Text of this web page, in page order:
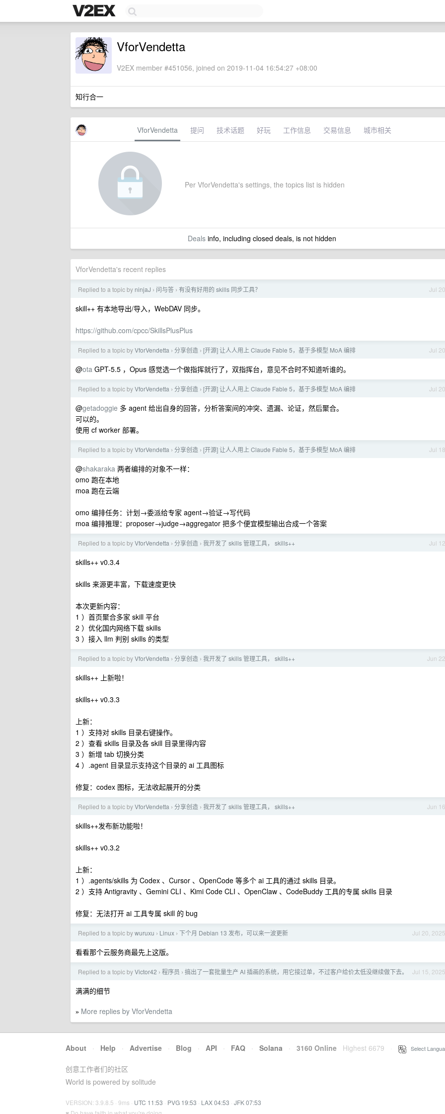
VforVendetta
V2EX member #451056, joined on 2019-11-04 16:54:27 +08:00
知行合一
VforVendetta 提问 技术话题 好玩 工作信息 交易信息 城市相关
Per VforVendetta's settings, the topics list is hidden
Dealsinfo, including closed deals, is not hidden
VforVendetta's recent replies
Jul 20
Replied to a topic by ninjaJ › 问与答 › 有没有好用的 skills 同步工具？
skill++ 有本地导出/导入，WebDAV 同步。
https://github.com/cpcc/SkillsPlusPlus
Jul 20
Replied to a topic byVforVendetta › 分享创造 › [开源] 让人人用上 Claude Fable 5，基于多模型 MoA 编排
@ota GPT-5.5 ，Opus 感觉选一个做指挥就行了，双指挥台，意见不合时不知道听谁的。
Jul 20
Replied to a topic byVforVendetta › 分享创造 › [开源] 让人人用上 Claude Fable 5，基于多模型 MoA 编排
@getadoggie 多 agent 给出自身的回答，分析答案间的冲突、遗漏、论证，然后聚合。
可以的。
使用 cf worker 部署。
Jul 18
Replied to a topic byVforVendetta › 分享创造 › [开源] 让人人用上 Claude Fable 5，基于多模型 MoA 编排
@shakaraka 两者编排的对象不一样：
omo 跑在本地
moa 跑在云端
omo 编排任务：计划→委派给专家 agent→验证→写代码
moa 编排推理：proposer→judge→aggregator 把多个便宜模型输出合成一个答案
Jul 12
Replied to a topic byVforVendetta › 分享创造 › 我开发了 skills 管理工具， skills++
skills++ v0.3.4
skills 来源更丰富，下载速度更快
本次更新内容：
1 ）首页聚合多家 skill 平台
2 ）优化国内网络下载 skills
3 ）接入 llm 判别 skills 的类型
Jun 22
Replied to a topic byVforVendetta › 分享创造 › 我开发了 skills 管理工具， skills++
skills++ 上新啦！
skills++ v0.3.3
上新：
1 ）支持对 skills 目录右键操作。
2 ）查看 skills 目录及各 skill 目录里得内容
3 ）新增 tab 切换分类
4 ）.agent 目录显示支持这个目录的 ai 工具图标
修复：codex 图标，无法收起展开的分类
Jun 16
Replied to a topic byVforVendetta › 分享创造 › 我开发了 skills 管理工具， skills++
skills++发布新功能啦！
skills++ v0.3.2
上新：
1 ）.agents/skills 为 Codex 、Cursor 、OpenCode 等多个 ai 工具的通过 skills 目录。
2 ）支持 Antigravity 、Gemini CLI 、Kimi Code CLI 、OpenClaw 、CodeBuddy 工具的专属 skills 目录
修复：无法打开 ai 工具专属 skill 的 bug
Jul 20, 2025
Replied to a topic bywuruxu › Linux › 下个月 Debian 13 发布，可以来一波更新
看看那个云服务商最先上这版。
Jul 15, 2025
Replied to a topic byVictor42 › 程序员 › 搞出了一套批量生产 AI 插画的系统，用它接过单，不过客户给价太低没继续做下去。
满满的细节
» More replies by VforVendetta
About · Help · Advertise · Blog · API · FAQ · Solana · 3160 Online Highest 6679 Select
创意工作者们的社区
World is powered by solitude
VERSION: 3.9.8.5 · 9ms · UTC 11:53 · PVG 19:53 · LAX 04:53 · JFK 07:53